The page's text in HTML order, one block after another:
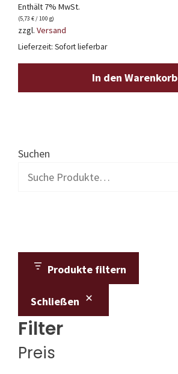
Enthält 7% MwSt.
(5,73 € / 100 g)
zzgl. Versand
Lieferzeit: Sofort lieferbar
In den Warenkorb
Suchen
Produkte filtern
Schließen
Filter
Preis